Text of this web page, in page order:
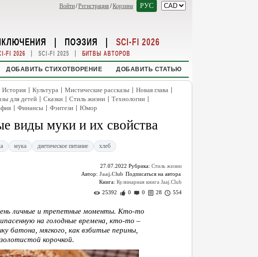
Войти/Регистрация /Корзина РУС
| ПОЭЗИЯ | SCI-FI 2026
FI 2026 | SCI-FI 2025 | БИТВЫ АВТОРОВ
ДОБАВИТЬ СТИХОТВОРЕНИЕ ДОБАВИТЬ СТАТЬЮ
История | Культура | Мистические рассказы | Новая глава |
для детей | Сказки | Стиль жизни | Технологии |
| Финансы | Фэнтези | Юмор
виды муки и их свойства
мука диетическое питание хлеб
27.07.2022 Рубрика: Стиль жизни
Автор: Jaaj.Club
Книга: Кулинарная книга Jaaj.Club
25392
0 0 28 554
личные и трепетные моменты. Кто-то
на голодные времена, кто-то –
батона, мягкого, как взбитые перины,
корочкой.